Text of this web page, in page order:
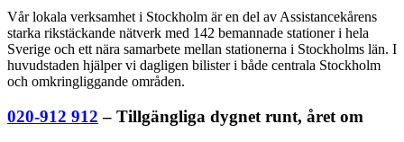
Vår lokala verksamhet i Stockholm är en del av Assistancekårens
starka rikstäckande nätverk med 142 bemannade stationer i hela
Sverige och ett nära samarbete mellan stationerna i Stockholms län. I
huvudstaden hjälper vi dagligen bilister i både centrala Stockholm
och omkringliggande områden.
020-912 912 – Tillgängliga dygnet runt, året om